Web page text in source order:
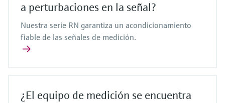
a perturbaciones en la señal?
Nuestra serie RN garantiza un acondicionamiento
fiable de las señales de medición.
¿El equipo de medición se encuentra